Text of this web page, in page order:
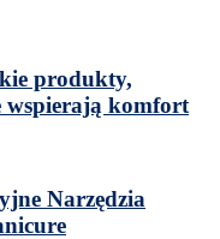
produkty,
wspierają komfort
Narzędzia